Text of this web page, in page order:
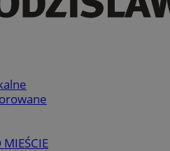
MIEŚCIE